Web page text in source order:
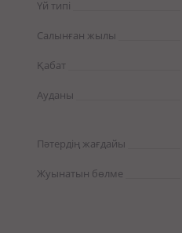
Үй типі
Салынған жылы
Қабат
Ауданы
Пәтердің жағдайы
Жуынатын бөлме